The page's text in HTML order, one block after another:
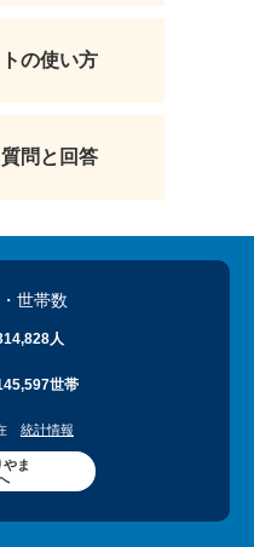
の使い方
問と回答
・世帯数
人
世帯
統計情報
ま